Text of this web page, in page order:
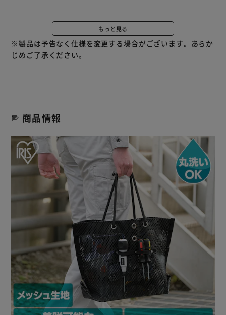
中が透けて見えるため、道具の管理も楽々。
◆中が見える
大手ゼネコン現場の手荷物検査が楽。
可能。
◆小物やビッドを入れられる
ペン等を掛けられるストラップや小物を入れられるポケット
付き。
ギボシを本体メッシュ穴に押し込むだけで自由に着脱可能。
◆収納性
バッグを折りたたんで、結ぶことでコンパクト収納。
◆自立式のバッグ
フックの部分を折り返すことでマチができ自立式になる。
Gカンの差し込み位置で底面のマチ幅を調節。
もっと見る
※製品は予告なく仕様を変更する場合がございます。あらか
じめご了承ください。
商品情報